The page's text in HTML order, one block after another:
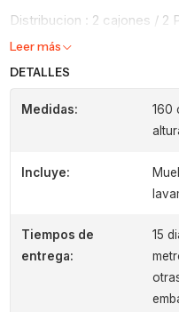
Distribucion : 2 cajones / 2
Leer más
DETALLES
Medidas:
160
Incluye:
Tiempos de
entrega:
15